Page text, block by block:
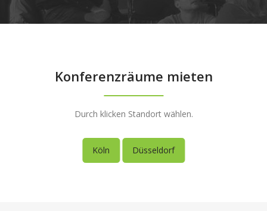
Konferenzräume mieten
Durch klicken Standort wählen.
Köln Düsseldorf